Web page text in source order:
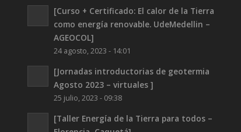
[Curso + Certificado: El calor de la Tierra
como energía renovable. UdeMedellin –
AGEOCOL]
24 agosto, 2023 - 14:01
[Jornadas introductorias de geotermia
Agosto 2023 – virtuales ]
25 julio, 2023 - 09:38
[Taller Energía de la Tierra para todos –